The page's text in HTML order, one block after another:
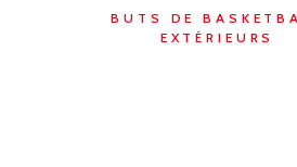
BUTS DE
EXTÉRIEURS